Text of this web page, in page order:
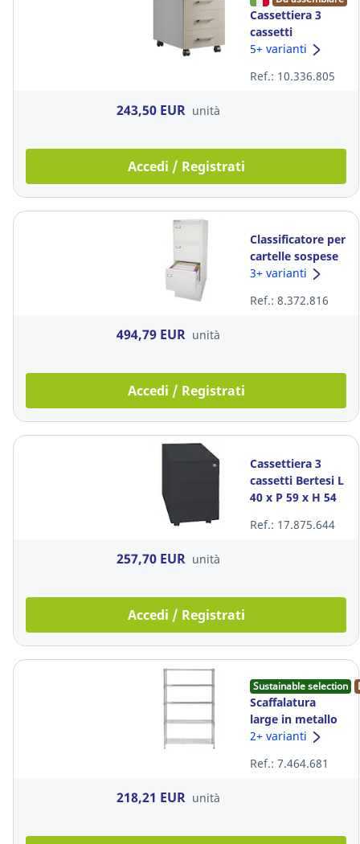
Cassettiera 3
cassetti
MecoOffice linea
x H58 cm rovere
5+ varianti
Ref.: 10.336.805
243,50 EUR unità
Accedi / Registrati
Classificatore per
cartelle sospese
Kubo Bertesi 4
metallo bianco
3+ varianti
Ref.: 8.372.816
494,79 EUR unità
Accedi / Registrati
Cassettiera 3
cassetti Bertesi L
40 x P 59 x H 54
Ref.: 17.875.644
257,70 EUR unità
Accedi / Registrati
Sustainable selection
Scaffalatura
large in metallo
5 ripiani Mobi
x H 200
2+ varianti
Ref.: 7.464.681
218,21 EUR unità